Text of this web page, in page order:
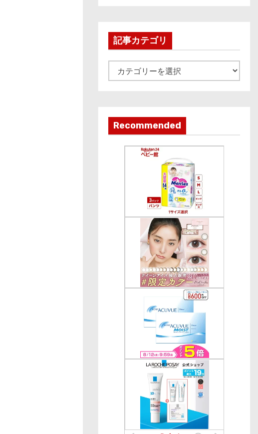
v
記事カテゴリ
事
ゴ
リ
Recommended